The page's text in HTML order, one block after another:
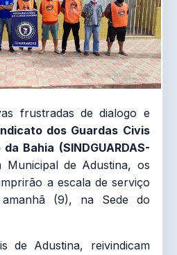
frustradas de dialogo e
dos Guardas Civis
Bahia (SINDGUARDAS-
Municipal de Adustina, os
a escala de serviço
(9), na Sede do
de Adustina, reivindicam